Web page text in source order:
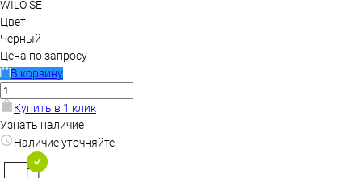
WILO SE
Цвет
Черный
Цена по запросу
В корзину
Купить в 1 клик
Узнать наличие
Наличие уточняйте